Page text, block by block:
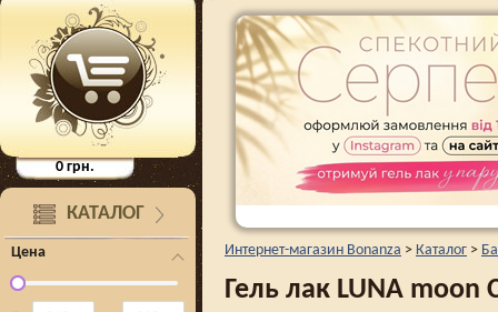
0грн.
КАТАЛОГ
Цена Интернет-магазин Bonanza > Каталог >
Гель лак LUNA moon